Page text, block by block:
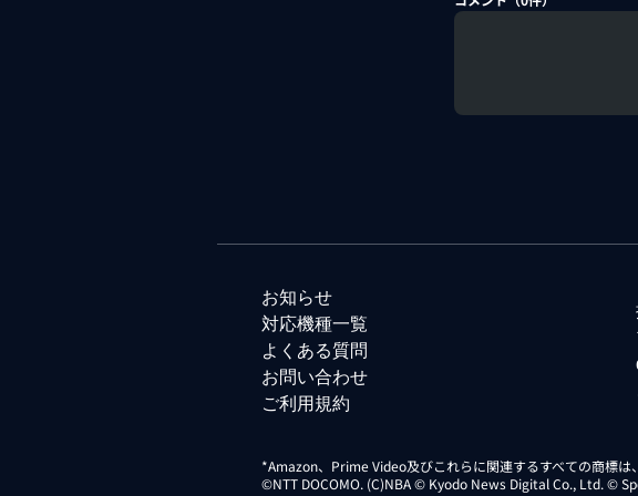
お知らせ
対応機種一覧
よくある質問
お問い合わせ
ご利用規約
*Amazon、Prime Video及びこれらに関連するすべての商標は
©NTT DOCOMO. (C)NBA © Kyodo News Digital Co., Ltd. ©